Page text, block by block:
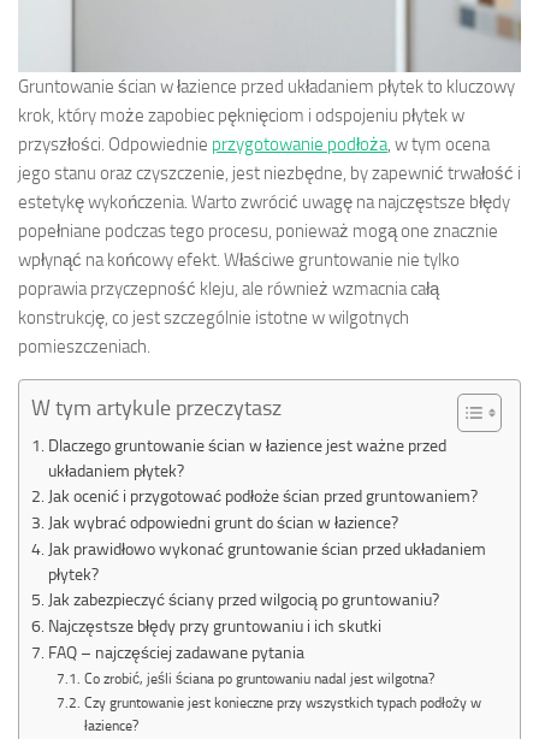
Gruntowanie ścian w łazience przed układaniem płytek to kluczowy
krok, który może zapobiec pęknięciom i odspojeniu płytek w
przyszłości. Odpowiednie przygotowanie podłoża , w tym ocena
jego stanu oraz czyszczenie, jest niezbędne, by zapewnić trwałość i
estetykę wykończenia. Warto zwrócić uwagę na najczęstsze błędy
popełniane podczas tego procesu, ponieważ mogą one znacznie
wpłynąć na końcowy efekt. Właściwe gruntowanie nie tylko
poprawia przyczepność kleju, ale również wzmacnia całą
konstrukcję, co jest szczególnie istotne w wilgotnych
pomieszczeniach.
W tym artykule przeczytasz
Dlaczego gruntowanie ścian w łazience jest ważne przed
układaniem płytek?
Jak ocenić i przygotować podłoże ścian przed gruntowaniem?
Jak wybrać odpowiedni grunt do ścian w łazience?
Jak prawidłowo wykonać gruntowanie ścian przed układaniem
płytek?
Jak zabezpieczyć ściany przed wilgocią po gruntowaniu?
Najczęstsze błędy przy gruntowaniu i ich skutki
FAQ – najczęściej zadawane pytania
Co zrobić, jeśli ściana po gruntowaniu nadal jest wilgotna?
Czy gruntowanie jest konieczne przy wszystkich typach podłoży w
łazience?